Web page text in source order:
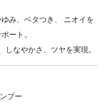
み、ベタつき、 ニオイを
ート。
なやかさ、ツヤを実現。
プー